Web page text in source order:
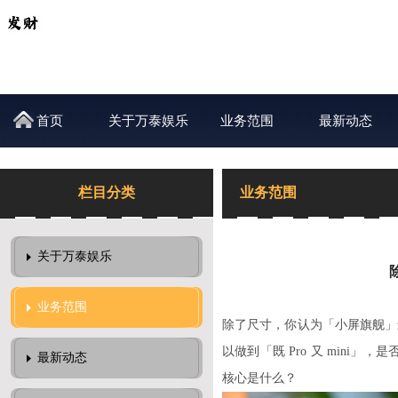
首页 关于万泰娱乐 业务范围 最新动态
栏目分类
关于万泰娱乐
业务范围
最新动态
业务范围
除了尺寸，你认为「小屏旗舰
以做到「既 Pro 又 mini」，是
核心是什么？